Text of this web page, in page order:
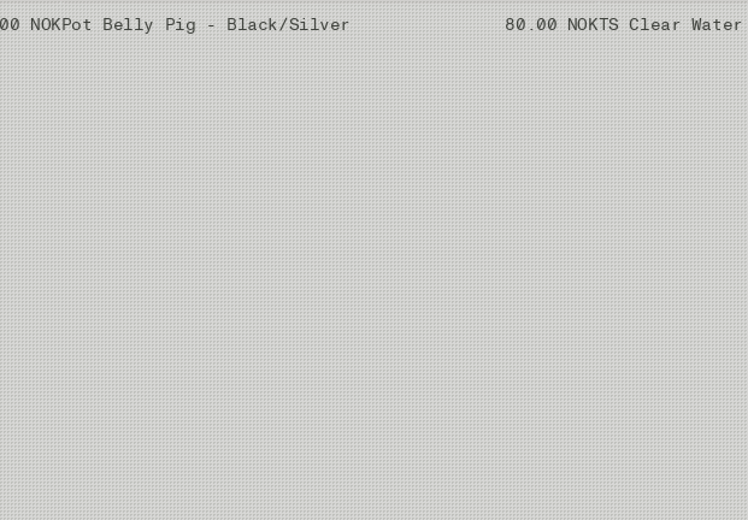
NOKPot Belly Pig - Black/Silver 80.00 NOKTS Clear Water